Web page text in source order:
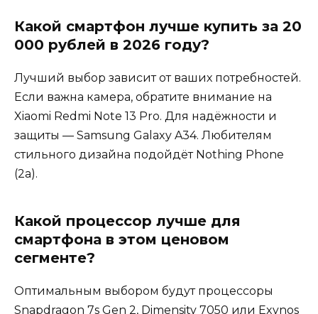
Какой смартфон лучше купить за 20
000 рублей в 2026 году?
Лучший выбор зависит от ваших потребностей.
Если важна камера, обратите внимание на
Xiaomi Redmi Note 13 Pro. Для надёжности и
защиты — Samsung Galaxy A34. Любителям
стильного дизайна подойдёт Nothing Phone
(2a).
Какой процессор лучше для
смартфона в этом ценовом
сегменте?
Оптимальным выбором будут процессоры
Snapdragon 7s Gen 2, Dimensity 7050 или Exynos